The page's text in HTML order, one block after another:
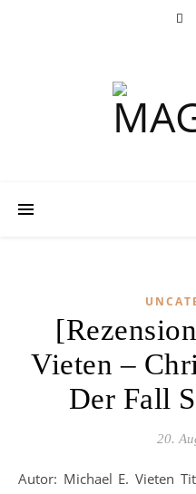
Vieten –
Der Fall
20.
Autor: Michael E. Vieten Titel: Christine Bernard. Der Fall